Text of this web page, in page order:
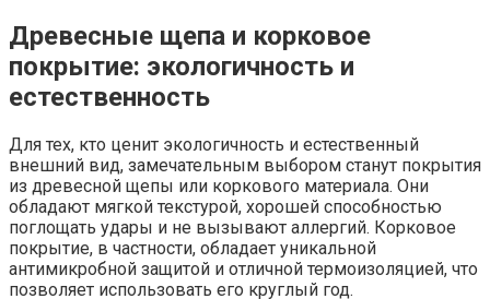
Древесные щепа и корковое
покрытие: экологичность и
естественность
Для тех, кто ценит экологичность и естественный
внешний вид, замечательным выбором станут покрытия
из древесной щепы или коркового материала. Они
обладают мягкой текстурой, хорошей способностью
поглощать удары и не вызывают аллергий. Корковое
покрытие, в частности, обладает уникальной
антимикробной защитой и отличной термоизоляцией, что
позволяет использовать его круглый год.